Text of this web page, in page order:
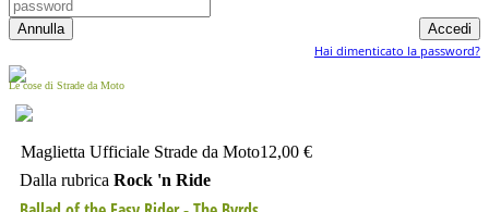
Hai dimenticato la password?
Le cose di Strade da Moto
Maglietta Ufficiale Strade da Moto12,00 €
Dalla rubrica Rock 'n Ride